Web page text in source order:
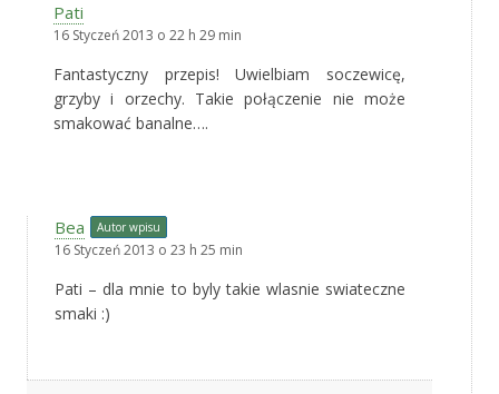
Pati
16 Styczeń 2013 o 22 h 29 min
Fantastyczny przepis! Uwielbiam soczewicę,
grzyby i orzechy. Takie połączenie nie może
smakować banalne….
Bea Autor wpisu
16 Styczeń 2013 o 23 h 25 min
Pati – dla mnie to byly takie wlasnie swiateczne
smaki :)